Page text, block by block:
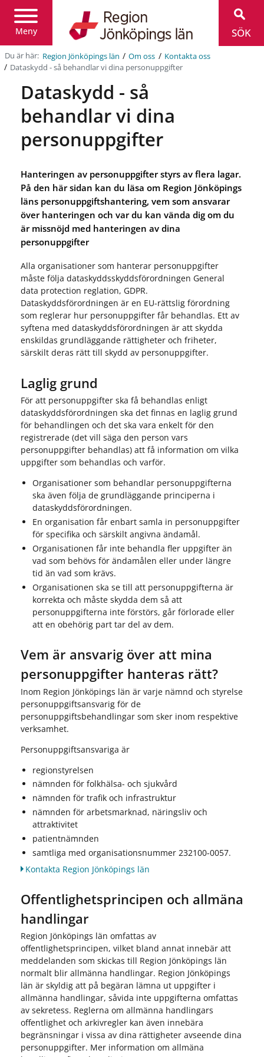
Meny
Jönköpings
län
SÖK
Du är här: Region Jönköpings län / Om oss / Kontakta oss
/ Dataskydd - så behandlar vi dina personuppgifter
Dataskydd - så
behandlar vi dina
personuppgifter
Hanteringen av personuppgifter styrs av flera lagar.
På den här sidan kan du läsa om Region Jönköpings
läns personuppgiftshantering, vem som ansvarar
över hanteringen och var du kan vända dig om du
är missnöjd med hanteringen av dina
personuppgifter
Alla organisationer som hanterar personuppgifter
måste följa dataskyddsskyddsförordningen General
data protection reglation, GDPR.
Dataskyddsförordningen är en EU-rättslig förordning
som reglerar hur personuppgifter får behandlas. Ett av
syftena med dataskyddsförordningen är att skydda
enskildas grundläggande rättigheter och friheter,
särskilt deras rätt till skydd av personuppgifter.
Laglig grund
För att personuppgifter ska få behandlas enligt
dataskyddsförordningen ska det finnas en laglig grund
för behandlingen och det ska vara enkelt för den
registrerade (det vill säga den person vars
personuppgifter behandlas) att få information om vilka
uppgifter som behandlas och varför.
Organisationer som behandlar personuppgifterna
ska även följa de grundläggande principerna i
dataskyddsförordningen.
En organisation får enbart samla in personuppgifter
för specifika och särskilt angivna ändamål.
Organisationen får inte behandla fler uppgifter än
vad som behövs för ändamålen eller under längre
tid än vad som krävs.
Organisationen ska se till att personuppgifterna är
korrekta och måste skydda dem så att
personuppgifterna inte förstörs, går förlorade eller
att en obehörig part tar del av dem.
Vem är ansvarig över att mina
personuppgifter hanteras rätt?
Inom Region Jönköpings län är varje nämnd och styrelse
personuppgiftsansvarig för de
personuppgiftsbehandlingar som sker inom respektive
verksamhet.
Personuppgiftsansvariga är
regionstyrelsen
nämnden för folkhälsa- och sjukvård
nämnden för trafik och infrastruktur
nämnden för arbetsmarknad, näringsliv och
attraktivitet
patientnämnden
samtliga med organisationsnummer 232100-0057.
Kontakta Region Jönköpings län
Offentlighetsprincipen och allmäna
handlingar
Region Jönköpings län omfattas av
offentlighetsprincipen, vilket bland annat innebär att
meddelanden som skickas till Region Jönköpings län
normalt blir allmänna handlingar. Region Jönköpings
län är skyldig att på begäran lämna ut uppgifter i
allmänna handlingar, såvida inte uppgifterna omfattas
av sekretess. Reglerna om allmänna handlingars
offentlighet och arkivregler kan även innebära
begränsningar i vissa av dina rättigheter avseende dina
personuppgifter. Mer information om allmäna